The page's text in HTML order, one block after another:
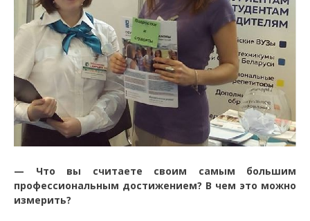
— Что вы считаете своим самым большим
профессиональным достижением? В чем это можно
измерить?